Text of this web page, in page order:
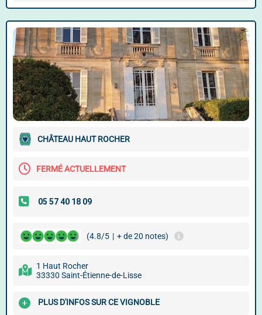
CHÂTEAU HAUT ROCHER
FERMÉ ACTUELLEMENT
(4.8/5 | + de 20 notes)
1 Haut Rocher
33330 Saint-Étienne-de-Lisse
PLUS D'INFOS SUR CE VIGNOBLE